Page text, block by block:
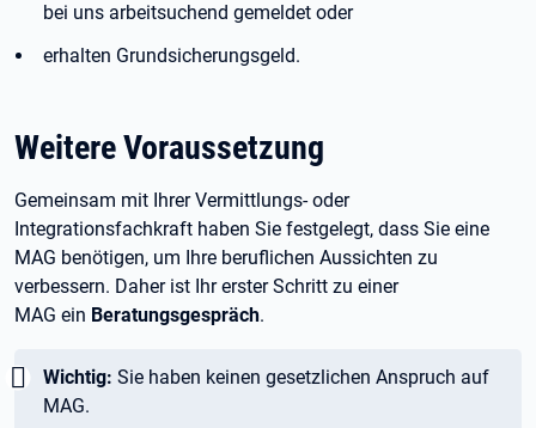
bei uns arbeitsuchend gemeldet oder
erhalten Grundsicherungsgeld.
Weitere Voraussetzung
Gemeinsam mit Ihrer Vermittlungs- oder
Integrationsfachkraft haben Sie festgelegt, dass Sie eine
MAG benötigen, um Ihre beruflichen Aussichten zu
verbessern. Daher ist Ihr erster Schritt zu einer
MAG ein Beratungsgespräch.
Wichtig:
Wichtig: Sie haben keinen gesetzlichen Anspruch auf
MAG.